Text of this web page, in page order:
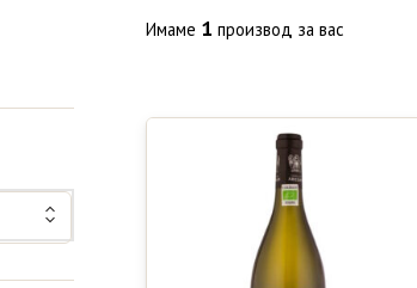
Имаме 1 производ за вас